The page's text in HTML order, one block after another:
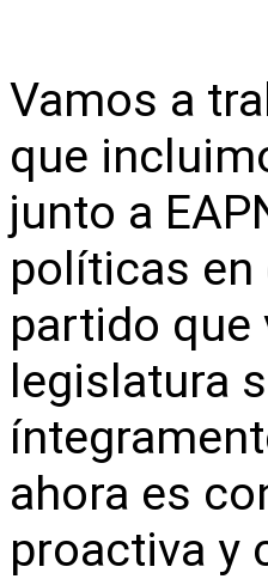
Vamos a
que
junto a
políticas
partido que
legislatura
ahora es
proactiva y